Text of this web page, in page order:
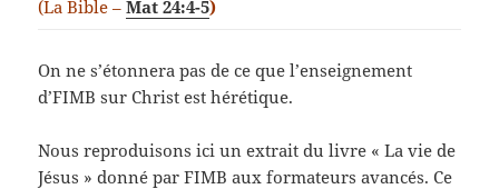
(La Bible –Mat 24:4-5)
On ne s’étonnera pas de ce que l’enseignement
d’FIMB sur Christ est hérétique.
Nous reproduisons ici un extrait du livre « La vie de
Jésus » donné par FIMB aux formateurs avancés. Ce